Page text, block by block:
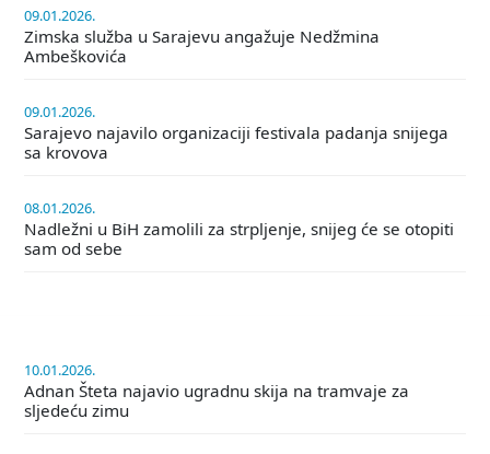
09.01.2026.
Zimska služba u Sarajevu angažuje Nedžmina
Ambeškovića
09.01.2026.
Sarajevo najavilo organizaciji festivala padanja snijega
sa krovova
08.01.2026.
Nadležni u BiH zamolili za strpljenje, snijeg će se otopiti
sam od sebe
10.01.2026.
Adnan Šteta najavio ugradnu skija na tramvaje za
sljedeću zimu